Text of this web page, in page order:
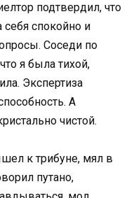
подтвердил, что
спокойно и
Соседи по
я была тихой,
Экспертиза
А
чистой.
к трибуне, мял в
путано,